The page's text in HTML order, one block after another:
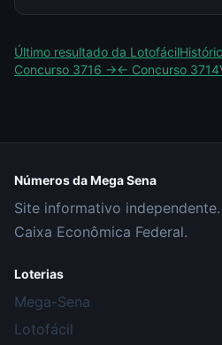
Último resultado da Lotofácil
Concurso 3716 →← Concurso 3714
Números da Mega Sena
Site informativo
Caixa Econômica Federal.
Loterias
Mega-Sena
Lotofácil